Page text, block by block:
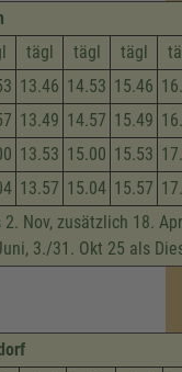
tägl tägl tägl
13.46 14.53 15.46
13.49 14.57 15.49
13.53 15.00 15.53
13.57 15.04 15.57
Nov, zusätzlich 18.
3./31. Okt 25 als